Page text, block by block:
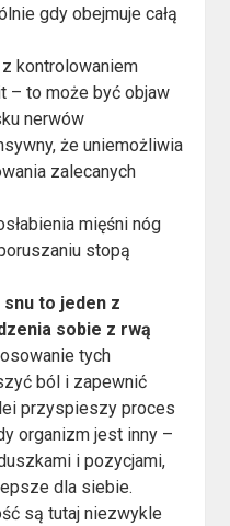
gdy obejmuje całą
kontrolowaniem
– to może być objaw
nerwów
że uniemożliwia
zalecanych
mięśni nóg
stopą
snu to jeden z
sobie z rwą
tych
ból i zapewnić
przyspieszy proces
organizm jest inny –
i pozycjami,
dla siebie.
są tutaj niezwykle